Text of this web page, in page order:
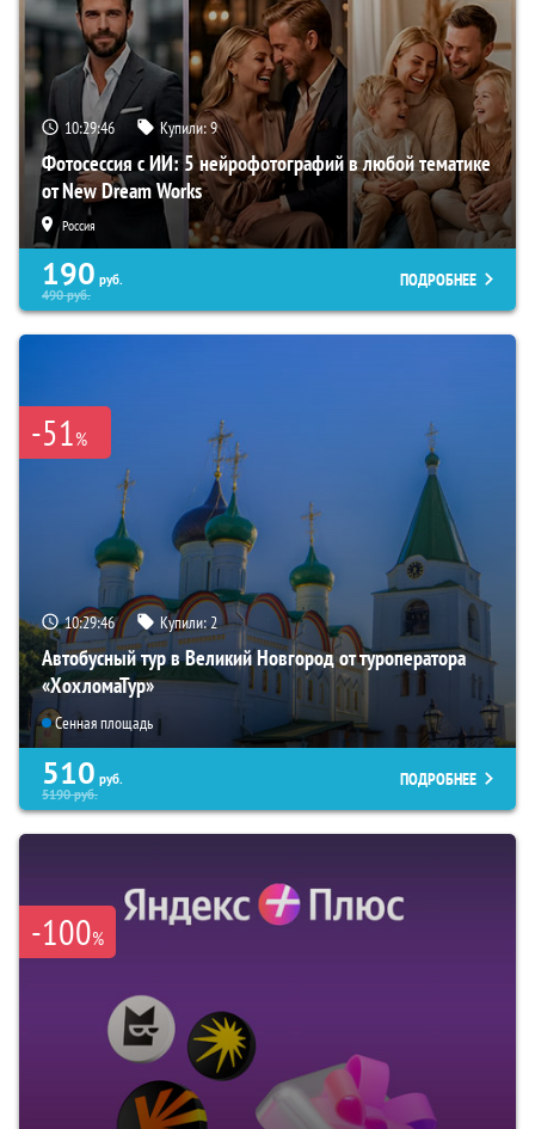
10:29:45 Купили:9
Фотосессия с ИИ: 5 нейрофотографий в любой тематике
от New Dream Works
Россия
190 руб.
490руб.
ПОДРОБНЕЕ
-51%
10:29:45 Купили:2
Автобусный тур в Великий Новгород от туроператора
«ХохломаТур»
Сенная площадь
510 руб.
5190руб.
ПОДРОБНЕЕ
-100%